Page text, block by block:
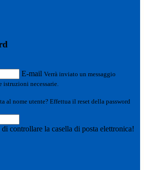
E-mail Verrà inviato un messaggio
necessarie.
al nome utente? Effettua il reset della password
controllare la casella di posta elettronica!